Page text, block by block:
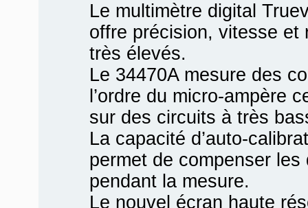
Le multimètre digital
offre précision, vitesse et
très élevés.
Le 34470A mesure des
l’ordre du micro-ampère
sur des circuits à très
La capacité d’auto-
permet de compenser
pendant la mesure.
Le nouvel écran haute